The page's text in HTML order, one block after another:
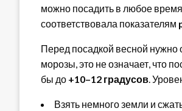
можно посадить в любое
соответствовала показателям
Перед посадкой весной нужно
морозы, это не означает, что
бы до +10–12 градусов.
Взять немного земли и